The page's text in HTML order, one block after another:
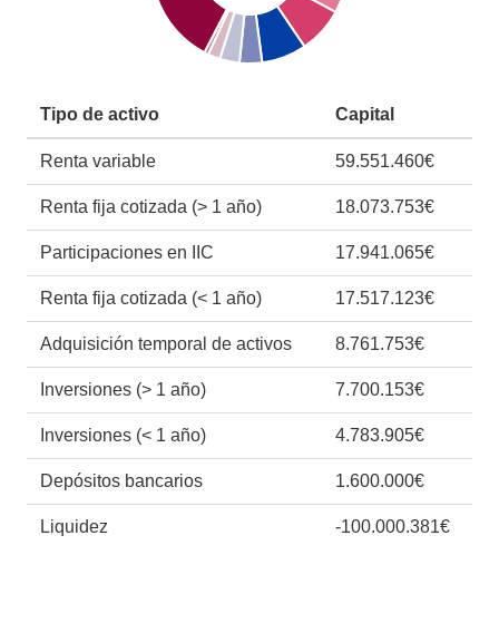
Tipo de activo Capital
Renta variable 59.551.460€
Renta fija cotizada (> 1 año) 18.073.753€
Participaciones en IIC 17.941.065€
Renta fija cotizada (< 1 año) 17.517.123€
Adquisición temporal de activos 8.761.753€
Inversiones (> 1 año) 7.700.153€
Inversiones (< 1 año) 4.783.905€
Depósitos bancarios 1.600.000€
Liquidez -100.000.381€